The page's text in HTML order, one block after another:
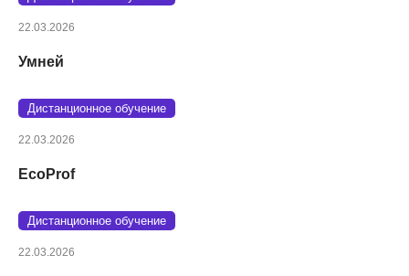
22.03.2026
Умней
Дистанционное обучение
22.03.2026
EcoProf
Дистанционное обучение
22.03.2026